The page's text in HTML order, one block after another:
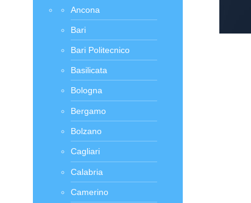
Ancona
Bari
Bari Politecnico
Basilicata
Bologna
Bergamo
Bolzano
Cagliari
Calabria
Camerino